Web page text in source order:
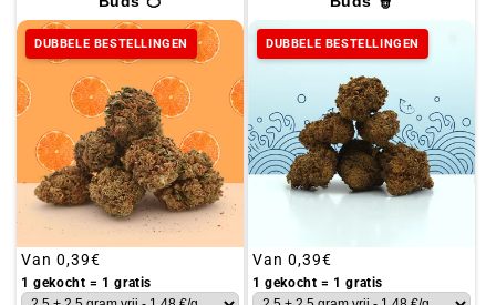
DUBBELE BESTELLINGEN
Gebruikelijke
prijs
Van 0,39€
1 gekocht = 1 gratis
DUBBELE BESTELLINGEN
Gebruikelijke
prijs
Van 0,39€
1 gekocht = 1 gratis